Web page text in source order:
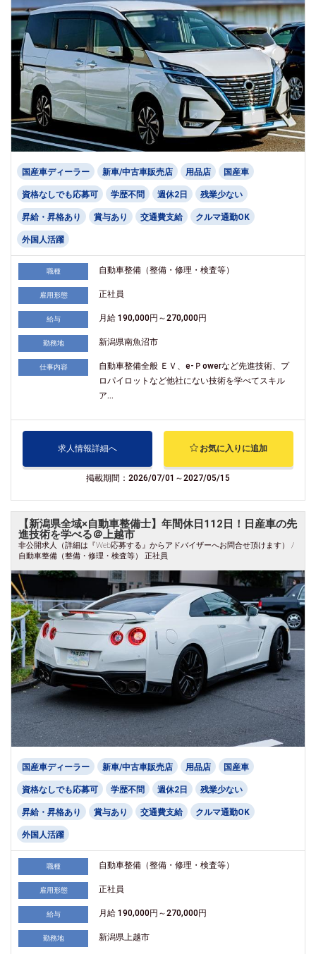
国産車ディーラー 新車/中古車販売店 用品店 国産車
資格なしでも応募可 学歴不問 週休2日 残業少ない
昇給・昇格あり 賞与あり 交通費支給 クルマ通勤OK
外国人活躍
職種 自動車整備（整備・修理・検査等）
雇用形態 正社員
給与 月給 190,000円～270,000円
勤務地 新潟県南魚沼市
仕事内容
自動車整備全般 ＥＶ、e-Ｐowerなど先進技術、プ
ロパイロットなど他社にない技術を学べてスキル
ア...
求人情報詳細へ お気に入りに追加
掲載期間：2026/07/01～2027/05/15
【新潟県全域×自動車整備士】年間休日112日！日産車の先
進技術を学べる＠上越市
非公開求人（詳細は『Web応募する』からアドバイザーへお問合せ頂けます） /
自動車整備（整備・修理・検査等） 正社員
国産車ディーラー 新車/中古車販売店 用品店 国産車
資格なしでも応募可 学歴不問 週休2日 残業少ない
昇給・昇格あり 賞与あり 交通費支給 クルマ通勤OK
外国人活躍
職種 自動車整備（整備・修理・検査等）
雇用形態 正社員
給与 月給 190,000円～270,000円
勤務地 新潟県上越市